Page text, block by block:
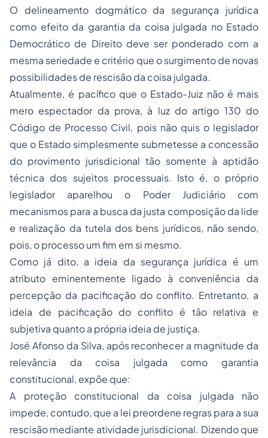
O delineamento dogmático da segurança jurídica
como efeito da garantia da coisa julgada no Estado
Democrático de Direito deve ser ponderado com a
mesma seriedade e critério que o surgimento de novas
possibilidades de rescisão da coisa julgada.
Atualmente, é pacífico que o Estado-Juiz não é mais
mero espectador da prova, à luz do artigo 130 do
Código de Processo Civil, pois não quis o legislador
que o Estado simplesmente submetesse a concessão
do provimento jurisdicional tão somente à aptidão
técnica dos sujeitos processuais. Isto é, o próprio
legislador aparelhou o Poder Judiciário com
mecanismos para a busca da justa composição da lide
e realização da tutela dos bens jurídicos, não sendo,
pois, o processo um fim em si mesmo.
Como já dito, a ideia da segurança jurídica é um
atributo eminentemente ligado à conveniência da
percepção da pacificação do conflito. Entretanto, a
ideia de pacificação do conflito é tão relativa e
subjetiva quanto a própria ideia de justiça.
José Afonso da Silva, após reconhecer a magnitude da
relevância da coisa julgada como garantia
constitucional, expõe que:
A proteção constitucional da coisa julgada não
impede, contudo, que a lei preordene regras para a sua
rescisão mediante atividade jurisdicional. Dizendo que